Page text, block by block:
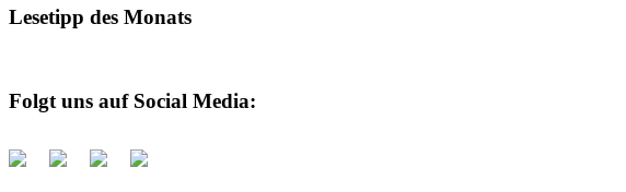
Lesetipp des Monats
Folgt uns auf Social Media: